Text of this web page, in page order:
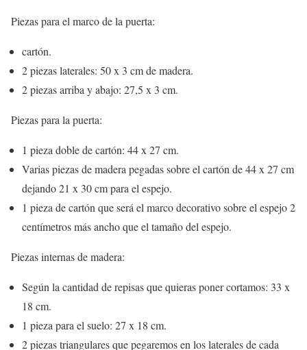
Piezas para el marco de la puerta:
cartón.
2 piezas laterales: 50 x 3 cm de madera.
2 piezas arriba y abajo: 27,5 x 3 cm.
Piezas para la puerta:
1 pieza doble de cartón: 44 x 27 cm.
Varias piezas de madera pegadas sobre el cartón de 44 x 27 cm
dejando 21 x 30 cm para el espejo.
1 pieza de cartón que será el marco decorativo sobre el espejo 2
centímetros más ancho que el tamaño del espejo.
Piezas internas de madera:
Según la cantidad de repisas que quieras poner cortamos: 33 x
18 cm.
1 pieza para el suelo: 27 x 18 cm.
2 piezas triangulares que pegaremos en los laterales de cada